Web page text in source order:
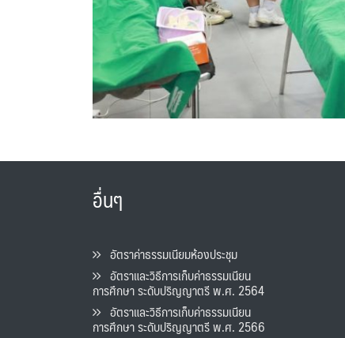
อื่นๆ
อัตราค่าธรรมเนียมห้องประชุม
อัตราและวิธีการเก็บค่าธรรมเนียน
การศึกษา ระดับปริญญาตรี พ.ศ. 2564
อัตราและวิธีการเก็บค่าธรรมเนียน
การศึกษา ระดับปริญญาตรี พ.ศ. 2566